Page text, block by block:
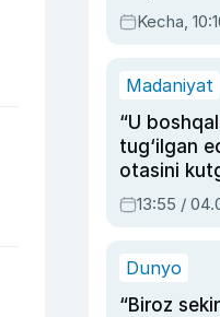
hukmi
Kecha,
Madaniyat
“U
tug‘ilgan
otasini
dublyaj
13:55 /
Dunyo
“Biroz